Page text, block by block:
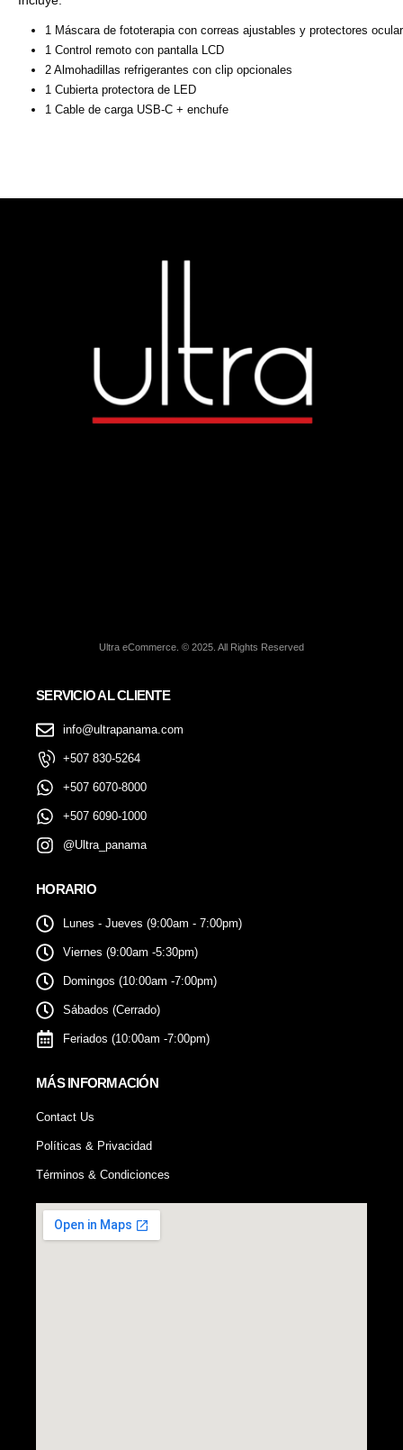
1 Máscara de fototerapia con correas ajustables y protectores
1 Control remoto con pantalla LCD
2 Almohadillas refrigerantes con clip opcionales
1 Cubierta protectora de LED
1 Cable de carga USB-C + enchufe
Ultra eCommerce. © 2025. All Rights Reserved
SERVICIO AL CLIENTE
info@ultrapanama.com
+507 830-5264
+507 6070-8000
+507 6090-1000
@Ultra_panama
HORARIO
Lunes - Jueves (9:00am - 7:00pm)
Viernes (9:00am -5:30pm)
Domingos (10:00am -7:00pm)
Sábados (Cerrado)
Feriados (10:00am -7:00pm)
MÁS INFORMACIÓN
Contact Us
Políticas & Privacidad
Términos & Condicionces